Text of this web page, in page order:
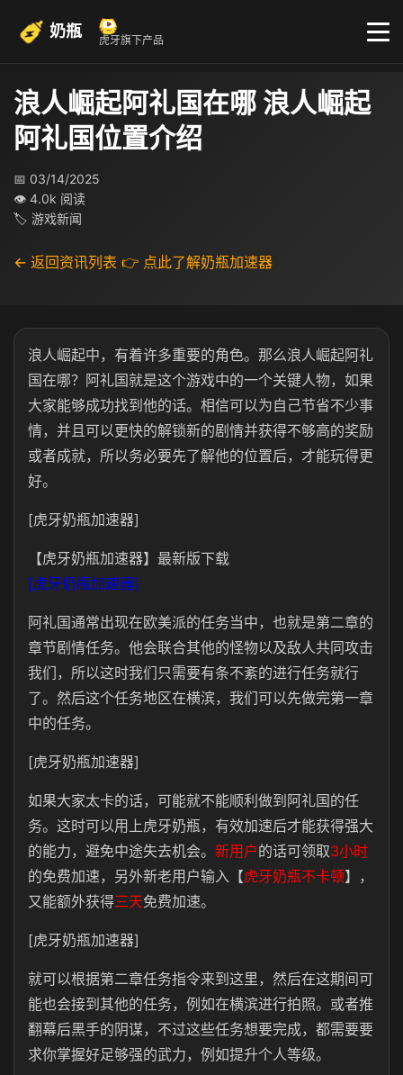
奶瓶 虎牙旗下产品
浪人崛起阿礼国在哪 浪人崛起
阿礼国位置介绍
📅 03/14/2025
👁 4.0k 阅读
🏷 游戏新闻
← 返回资讯列表 👉 点此了解奶瓶加速器
浪人崛起中，有着许多重要的角色。那么浪人崛起阿礼
国在哪？阿礼国就是这个游戏中的一个关键人物，如果
大家能够成功找到他的话。相信可以为自己节省不少事
情，并且可以更快的解锁新的剧情并获得不够高的奖励
或者成就，所以务必要先了解他的位置后，才能玩得更
好。
[虎牙奶瓶加速器]
【虎牙奶瓶加速器】最新版下载
[虎牙奶瓶加速器]
阿礼国通常出现在欧美派的任务当中，也就是第二章的
章节剧情任务。他会联合其他的怪物以及敌人共同攻击
我们，所以这时我们只需要有条不紊的进行任务就行
了。然后这个任务地区在横滨，我们可以先做完第一章
中的任务。
[虎牙奶瓶加速器]
如果大家太卡的话，可能就不能顺利做到阿礼国的任
务。这时可以用上虎牙奶瓶，有效加速后才能获得强大
的能力，避免中途失去机会。 新用户的话可领取3小时
的免费加速，另外新老用户输入【虎牙奶瓶不卡顿】，
又能额外获得三天免费加速。
[虎牙奶瓶加速器]
就可以根据第二章任务指令来到这里，然后在这期间可
能也会接到其他的任务，例如在横滨进行拍照。或者推
翻幕后黑手的阴谋，不过这些任务想要完成，都需要要
求你掌握好足够强的武力，例如提升个人等级。